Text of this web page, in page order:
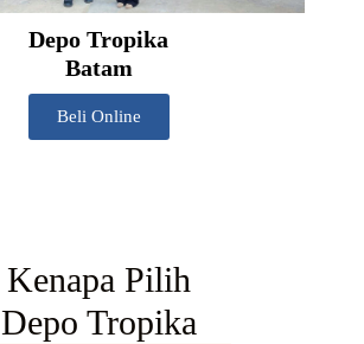
Depo Tropika
Batam
Beli Online
Kenapa Pilih
Depo Tropika